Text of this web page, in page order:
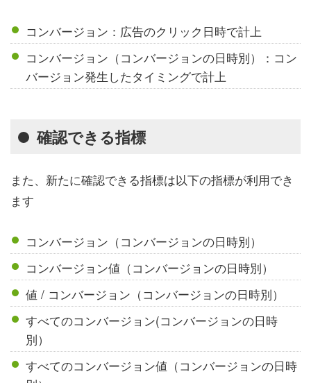
コンバージョン：広告のクリック日時で計上
コンバージョン（コンバージョンの日時別）：コン
バージョン発生したタイミングで計上
確認できる指標
また、新たに確認できる指標は以下の指標が利用でき
ます
コンバージョン（コンバージョンの日時別）
コンバージョン値（コンバージョンの日時別）
値 / コンバージョン（コンバージョンの日時別）
すべてのコンバージョン(コンバージョンの日時
別）
すべてのコンバージョン値（コンバージョンの日時